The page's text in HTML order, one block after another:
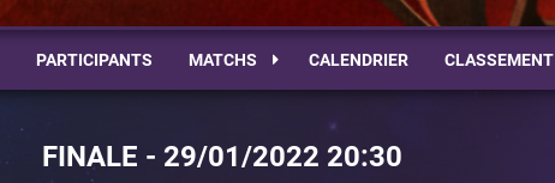
PARTICIPANTS MATCHS CALENDRIER CLASSEMENT
FINALE - 29/01/2022 20:30